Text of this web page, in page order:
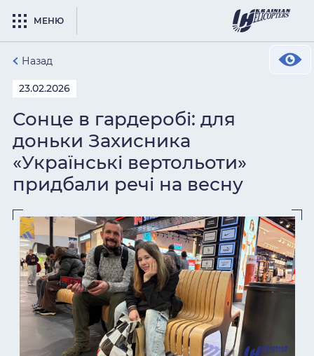
МЕНЮ
Назад
23.02.2026
Сонце в гардеробі: для
доньки Захисника
«Українські вертольоти»
придбали речі на весну